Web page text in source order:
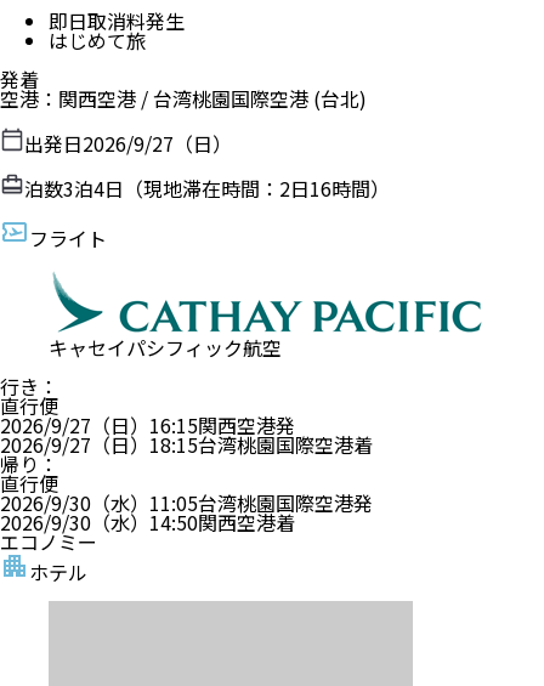
即日取消料発生
はじめて旅
発着
空港 ： 関西空港 /台湾桃園国際空港 (台北)
出発日2026/9/27（日）
泊数3泊4日（現地滞在時間： 2日16時間）
フライト
キャセイパシフィック航空
行き ：
直行便
2026/9/27（日） 16:15関西空港発
2026/9/27（日） 18:15台湾桃園国際空港着
帰り ：
直行便
2026/9/30（水） 11:05台湾桃園国際空港発
2026/9/30（水） 14:50関西空港着
エコノミー
ホテル